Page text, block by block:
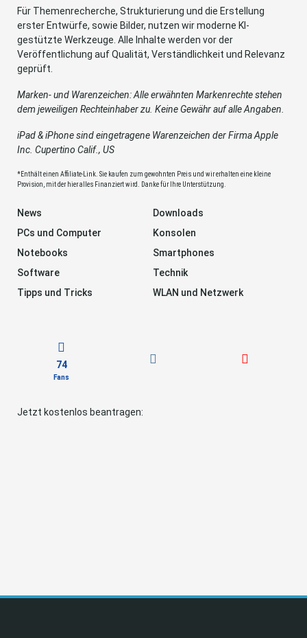
Für Themenrecherche, Strukturierung und die Erstellung
erster Entwürfe, sowie Bilder, nutzen wir moderne KI-
gestützte Werkzeuge. Alle Inhalte werden vor der
Veröffentlichung auf Qualität, Verständlichkeit und Relevanz
geprüft.
Marken- und Warenzeichen: Alle erwähnten Markenrechte stehen
dem jeweiligen Rechteinhaber zu. Keine Gewähr auf alle Angaben.
iPad & iPhone sind eingetragene Warenzeichen der Firma Apple
Inc. Cupertino Calif., US
*Enthält einen Affiliate-Link. Sie kaufen zum gewohnten Preis und wir erhalten eine kleine
Provision, mit der hier alles Finanziert wird. Danke für Ihre Unterstützung.
News
Downloads
PCs und Computer
Konsolen
Notebooks
Smartphones
Software
Technik
Tipps und Tricks
WLAN und Netzwerk
74
Fans
Jetzt kostenlos beantragen: